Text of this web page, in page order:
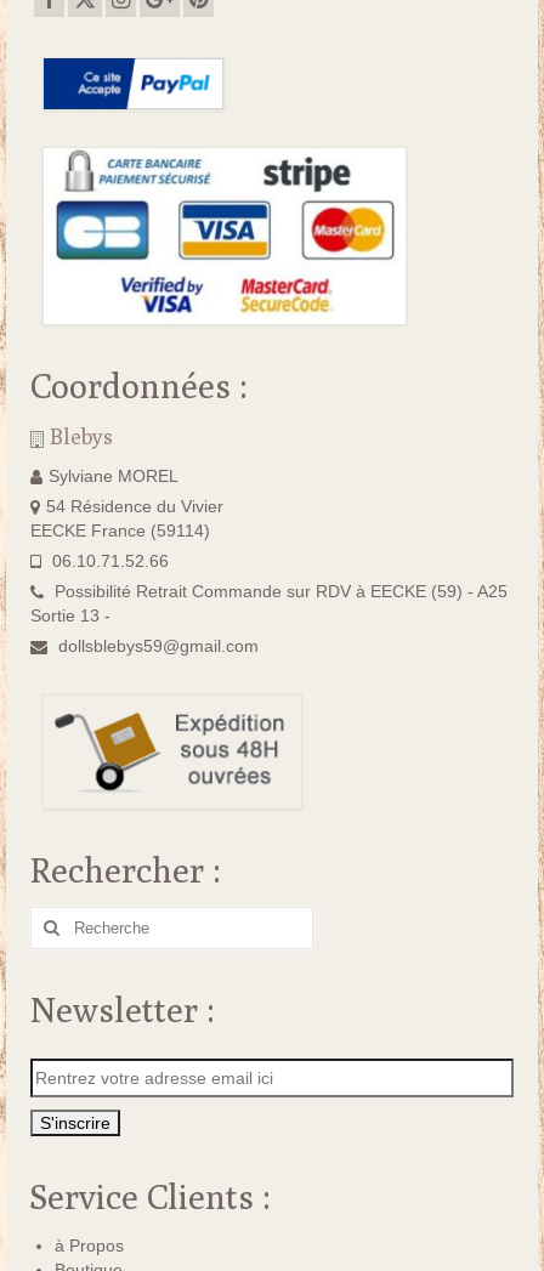
Coordonnées :
Blebys
Sylviane MOREL
54 Résidence du Vivier
EECKE France (59114)
06.10.71.52.66
Possibilité Retrait Commande sur RDV à EECKE (59) - A25
Sortie 13 -
dollsblebys59@gmail.com
Rechercher :
Rechercher
Newsletter :
Service Clients :
à Propos